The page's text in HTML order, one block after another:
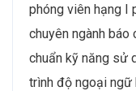
phóng viên hạng I
chuyên ngành
chuẩn kỹ năng sử
trình độ ngoại ngữ